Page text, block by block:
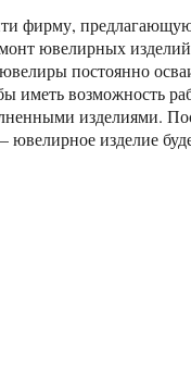
фирму,
ювелирных
постоянно
иметь возможность
изделиями.
ювелирное изделие